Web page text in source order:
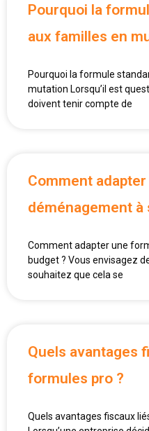
Pourquoi la
aux familles en
Pourquoi la formule
mutation Lorsqu’il est
doivent tenir compte de
Comment
déménagement à
Comment adapter une
budget ? Vous envisagez
souhaitez que cela se
Quels avantages
formules pro ?
Quels avantages fiscaux